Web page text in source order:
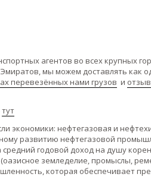
агентов во всех крупных
мы можем доставлять как
перевезённых нами грузов и
тут
нефтегазовая и
развитию нефтегазовой
годовой доход на душу
земледелие, промыслы,
которая обеспечивает